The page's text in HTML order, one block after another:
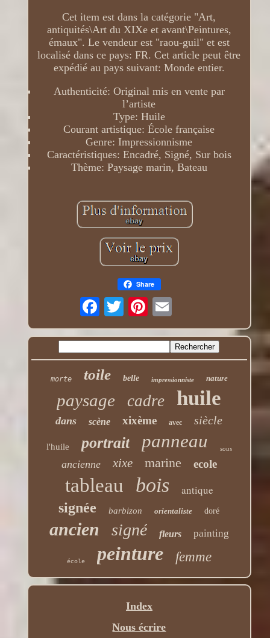
Cet item est dans la catégorie "Art,
antiquités\Art du XIXe et avant\Peintures,
émaux". Le vendeur est "raou-guil" et est
localisé dans ce pays: FR. Cet article peut être
expédié au pays suivant: Monde entier.
Authenticité: Original mis en vente par
l’artiste
Type: Huile
Courant artistique: École française
Genre: Impressionnisme
Caractéristiques: Encadré, Signé, Sur bois
Thème: Paysage marin, Bateau
Share
morte toile belle impressionniste nature
paysage cadre huile
dans scène xixème avec siècle
l'huile portrait panneau sous
ancienne xixe marine ecole
tableau bois antique
signée barbizon orientaliste doré
ancien signé fleurs painting
école peinture femme
Index
Nous écrire